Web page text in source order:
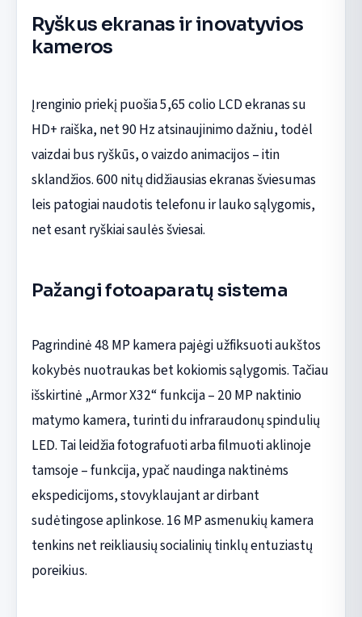
Ryškus ekranas ir inovatyvios
kameros
Įrenginio priekį puošia 5,65 colio LCD ekranas su
HD+ raiška, net 90 Hz atsinaujinimo dažniu, todėl
vaizdai bus ryškūs, o vaizdo animacijos – itin
sklandžios. 600 nitų didžiausias ekranas šviesumas
leis patogiai naudotis telefonu ir lauko sąlygomis,
net esant ryškiai saulės šviesai.
Pažangi fotoaparatų sistema
Pagrindinė 48 MP kamera pajėgi užfiksuoti aukštos
kokybės nuotraukas bet kokiomis sąlygomis. Tačiau
išskirtinė „Armor X32“ funkcija – 20 MP naktinio
matymo kamera, turinti du infraraudonų spindulių
LED. Tai leidžia fotografuoti arba filmuoti aklinoje
tamsoje – funkcija, ypač naudinga naktinėms
ekspedicijoms, stovyklaujant ar dirbant
sudėtingose aplinkose. 16 MP asmenukių kamera
tenkins net reikliausių socialinių tinklų entuziastų
poreikius.